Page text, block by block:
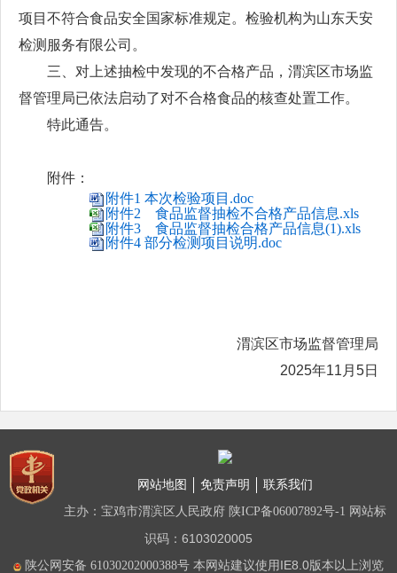
项目不符合食品安全国家标准规定。检验机构为山东天安
检测服务有限公司。
三、对上述抽检中发现的不合格产品，渭滨区市场监
督管理局已依法启动了对不合格食品的核查处置工作。
特此通告。
附件：
附件1 本次检验项目.doc
附件2 食品监督抽检不合格产品信息.xls
附件3 食品监督抽检合格产品信息(1).xls
附件4 部分检测项目说明.doc
渭滨区市场监督管理局
2025年11月5日
网站地图 免责声明 联系我们
主办：宝鸡市渭滨区人民政府 陕ICP备06007892号-1 网站标
识码：6103020005
陕公网安备 61030202000388号本网站建议使用IE8.0版本以上浏览